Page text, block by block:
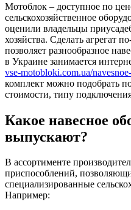
Мотоблок – доступное по
сельскохозяйственное
оценили владельцы
хозяйства. Сделать агрегат
позволяет разнообразное
в Украине занимается
vse-motobloki.com.ua/
комплект можно подобрать
стоимости, типу
Какое навесное
выпускают?
В ассортименте
приспособлений,
специализированные
Например: